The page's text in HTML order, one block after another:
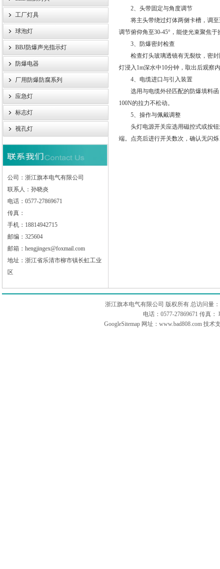
工厂灯具
球泡灯
BBJ防爆声光指示灯
防爆电器
厂用防爆防腐系列
应急灯
标志灯
视孔灯
公司：浙江旗本电气有限公司
联系人：孙晓炎
电话：0577-27869671
传真：
手机：18814942715
邮编：325604
邮箱：hengjingex@foxmail.com
地址：浙江省乐清市柳市镇长虹工业
区
2、头带固定与角度调节
将主头带绕过灯体两侧卡槽，调至
调节俯仰角至30-45°，能使光束聚焦于
3、防爆密封检查
检查灯头玻璃透镜有无裂纹，密封
灯浸入1m深水中10分钟，取出后观察
4、电缆进口与引入装置
选用与电缆外径匹配的防爆填料函
100N的拉力不松动。
5、操作与佩戴调整
头灯电源开关应选用磁控式或按钮
端。点亮后进行开关数次，确认无闪
浙江旗本电气有限公司 版权所有 总访问量：
电话：0577-27869671 传真
GoogleSitemap 网址：www.bad808.com 技